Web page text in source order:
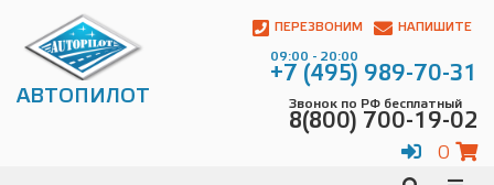
АВТОПИЛОТ
ПЕРЕЗВОНИМ НАПИШИТЕ
09:00 - 20:00
+7 (495) 989-70-31
Звонок по РФ бесплатный
8(800) 700-19-02
0
Контакты:
Адрес:
Чагинская